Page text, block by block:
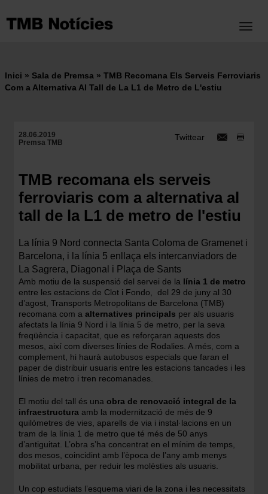
contingut
Fil
Inici Sala de Premsa
TMB Recomana Els Serveis Ferroviaris
Com a Alternativa Al Tall de La L1 de Metro de L'estiu
Twittear
28.06.2019
Premsa TMB
TMB recomana els serveis
ferroviaris com a alternativa al
tall de la L1 de metro de l'estiu
La línia 9 Nord connecta Santa Coloma de Gramenet i
Barcelona, i la línia 5 enllaça els intercanviadors de
La Sagrera, Diagonal i Plaça de Sants
Amb motiu de la suspensió del servei de la línia 1 de metro
entre les estacions de Clot i Fondo, del 29 de juny al 30
d’agost, Transports Metropolitans de Barcelona (TMB)
recomana com a alternatives principals per als usuaris
afectats la línia 9 Nord i la línia 5 de metro, per la seva
freqüència i capacitat, que es reforçaran aquests dos
mesos, així com diverses línies de Rodalies. A més, com a
complement, hi haurà autobusos especials que faran el
paper de distribuir usuaris entre les estacions tancades i les
línies de metro i tren recomanades.
El motiu del tall és una obra de renovació integral de la
infraestructura amb la modernització de més de 9
quilòmetres de vies, aparells de via i instal·lacions en un
tram de la línia 1 de metro que té més de 50 anys
d’antiguitat. L’obra s’ha concentrat en el mínim de temps,
dos mesos, coincidint amb l’època de l’any amb menys
mobilitat urbana, per reduir les molèsties als usuaris.
Un cop estudiats l’esquema viari de la zona i les necessitats